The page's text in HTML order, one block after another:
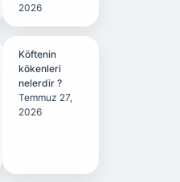
2026
Köftenin
kökenleri
nelerdir ?
Temmuz 27,
2026